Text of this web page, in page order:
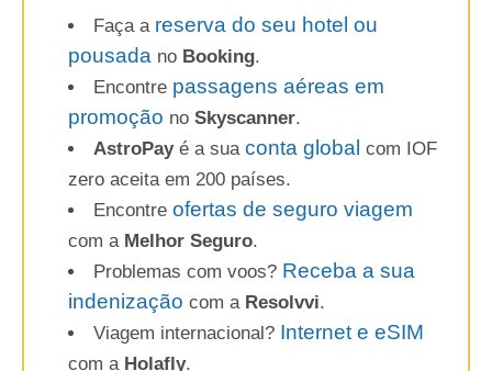
Faça a reserva do seu hotel ou
pousada no Booking.
Encontre passagens aéreas em
promoção no Skyscanner.
AstroPayé a sua conta global com IOF
zero aceita em 200 países.
Encontre ofertas de seguro viagem
com a Melhor Seguro.
Problemas com voos? Receba a sua
indenização com a Resolvvi.
Viagem internacional? Internet e eSIM
com a Holafly.